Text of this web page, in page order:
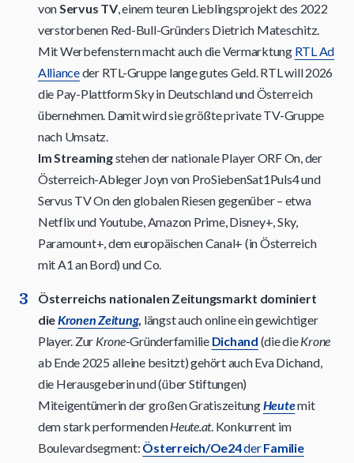
vonServus TV, einem teuren Lieblingsprojekt des 2022
verstorbenen Red-Bull-Gründers Dietrich Mateschitz.
Mit Werbefenstern macht auch die Vermarktung RTL Ad
Allianceder RTL-Gruppe lange gutes Geld. RTL will 2026
die Pay-Plattform Sky in Deutschland und Österreich
übernehmen. Damit wird sie größte private TV-Gruppe
nach Umsatz.
Im Streamingstehen der nationale Player ORF On, der
Österreich-Ableger Joyn von ProSiebenSat1Puls4 und
Servus TV On den globalen Riesen gegenüber – etwa
Netflix und Youtube, Amazon Prime, Disney+, Sky,
Paramount+, dem europäischen Canal+ (in Österreich
mit A1 an Bord) und Co.
Österreichs nationalen Zeitungsmarkt dominiert
dieKronen Zeitung, längst auch online ein gewichtiger
Player. Zur Krone-Gründerfamilie Dichand (die dieKrone
ab Ende 2025 alleine besitzt)gehört auch Eva Dichand,
die Herausgeberin und (über Stiftungen)
Miteigentümerin der großen GratiszeitungHeutemit
dem stark performendenHeute.at. Konkurrent im
Boulevardsegment: Österreich/Oe24derFamilie